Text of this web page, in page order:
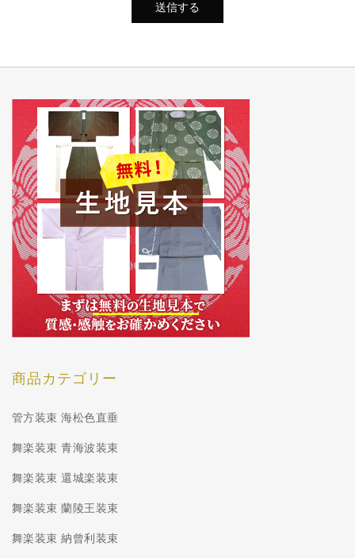
商品カテゴリー
管方装束 海松色直垂
舞楽装束 青海波装束
舞楽装束 還城楽装束
舞楽装束 蘭陵王装束
舞楽装束 納曾利装束